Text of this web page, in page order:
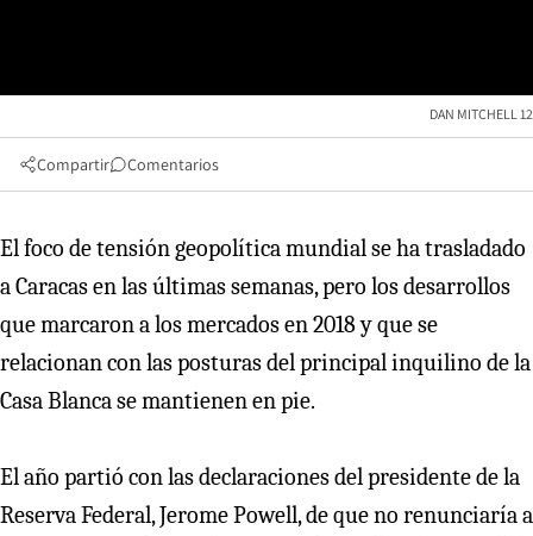
DAN MITCHELL 12
Compartir Comentarios
El foco de tensión geopolítica mundial se ha trasladado
a Caracas en las últimas semanas, pero los desarrollos
que marcaron a los mercados en 2018 y que se
relacionan con las posturas del principal inquilino de la
Casa Blanca se mantienen en pie.
El año partió con las declaraciones del presidente de la
Reserva Federal, Jerome Powell, de que no renunciaría a